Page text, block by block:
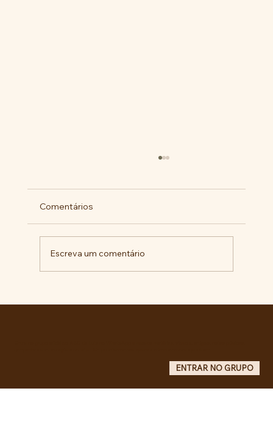
Comentários
Escreva um comentário
ENTRAR NO GRUPO